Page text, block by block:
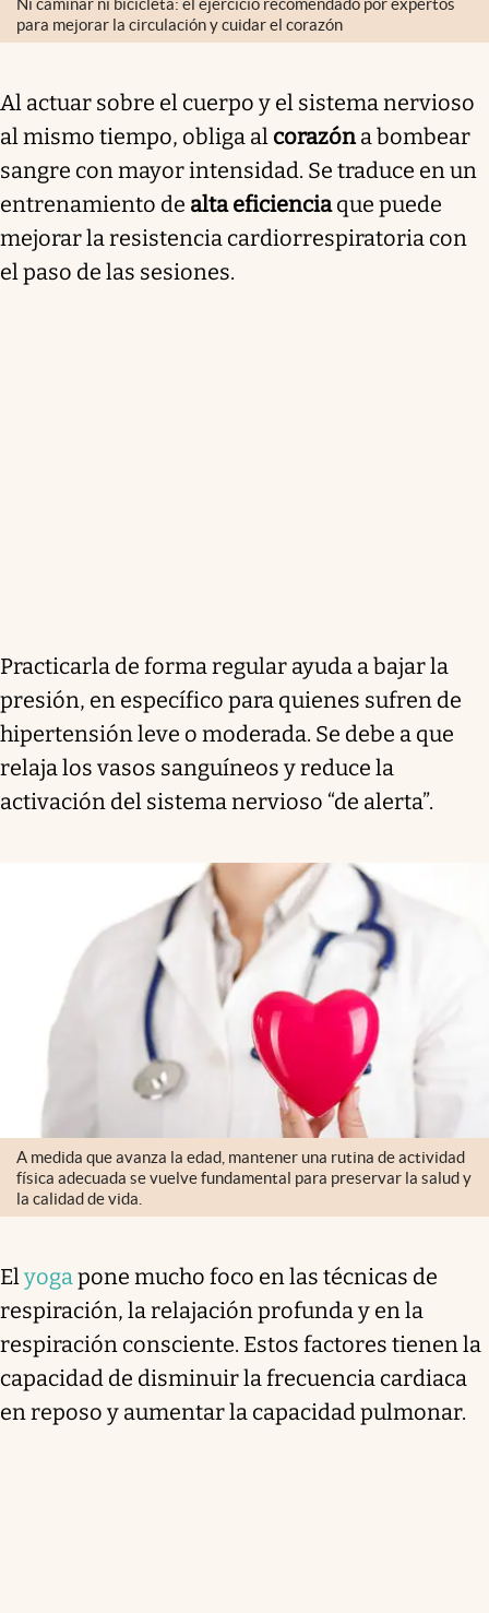
para mejorar la circulación y cuidar el corazón
Al actuar sobre el cuerpo y el sistema nervioso
al mismo tiempo, obliga al corazóna bombear
sangre con mayor intensidad. Se traduce en un
entrenamiento de alta eficienciaque puede
mejorar la resistencia cardiorrespiratoria con
el paso de las sesiones.
Practicarla de forma regular ayuda a bajar la
presión, en específico para quienes sufren de
hipertensión leve o moderada. Se debe a que
relaja los vasos sanguíneos y reduce la
activación del sistema nervioso “de alerta”.
A medida que avanza la edad, mantener una rutina de actividad
física adecuada se vuelve fundamental para preservar la salud y
la calidad de vida.
Elyogapone mucho foco en las técnicas de
respiración, la relajación profunda y en la
respiración consciente. Estos factores tienen la
capacidad de disminuir la frecuencia cardiaca
en reposo y aumentar la capacidad pulmonar.